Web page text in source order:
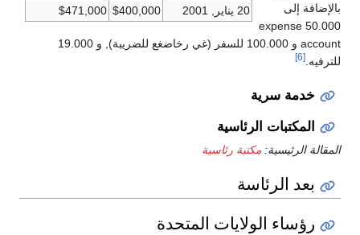
20 يناير, 2001
$400,000
$471,000
بالإضافة إلى
50.000 expense
account و 100.000 للسفر (غي رخاضغع للضريبة), و 19.000
للترفيه. [6]
خدمة سرية
المكتبات الرئاسية
المقالة الرئيسية: مكتبة رئاسية
بعد الرئاسة
رؤساء الولايات المتحدة